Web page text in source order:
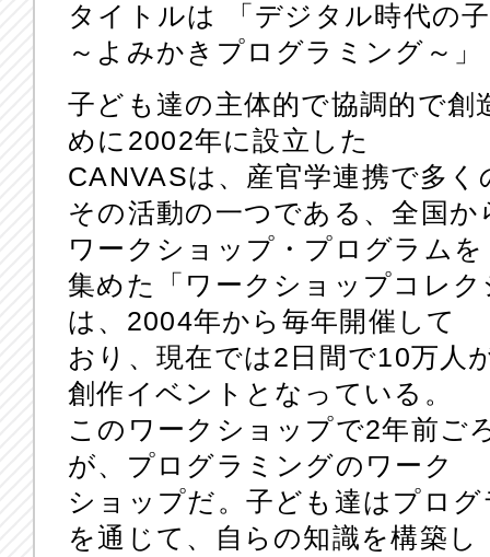
タイトルは 「デジタル時代の
～よみかきプログラミング～」
子ども達の主体的で協調的で
めに2002年に設立した
CANVASは、産官学連携で多
その活動の一つである、全国
ワークショップ・プログラムを
集めた「ワークショップコレ
は、2004年から毎年開催して
おり、現在では2日間で10万人
創作イベントとなっている。
このワークショップで2年前ご
が、プログラミングのワーク
ショップだ。子ども達はプロ
を通じて、自らの知識を構築し